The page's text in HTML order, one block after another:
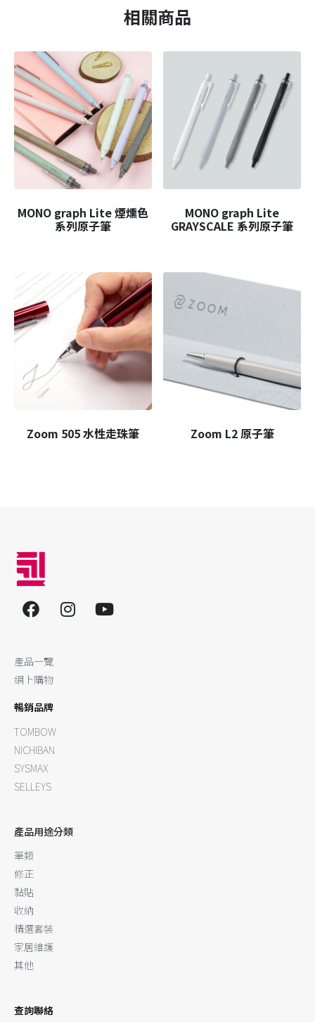
相關商品
MONO graph Lite 煙燻色
系列原子筆
MONO graph Lite
GRAYSCALE 系列原子筆
Zoom 505 水性走珠筆 Zoom L2 原子筆
產品一覽
網上購物
暢銷品牌
TOMBOW
NICHIBAN
SYSMAX
SELLEYS
產品用途分類
筆類
修正
黏貼
收納
精選套裝
家居維護
其他
查詢聯絡